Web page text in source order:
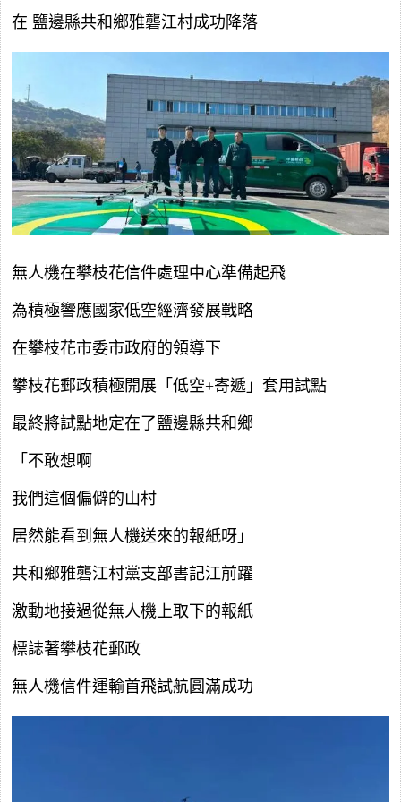
在 鹽邊縣共和鄉雅礱江村成功降落
無人機在攀枝花信件處理中心準備起飛
為積極響應國家低空經濟發展戰略
在攀枝花市委市政府的領導下
攀枝花郵政積極開展「低空+寄遞」套用試點
最終將試點地定在了鹽邊縣共和鄉
「不敢想啊
我們這個偏僻的山村
居然能看到無人機送來的報紙呀」
共和鄉雅礱江村黨支部書記江前躍
激動地接過從無人機上取下的報紙
標誌著攀枝花郵政
無人機信件運輸首飛試航圓滿成功